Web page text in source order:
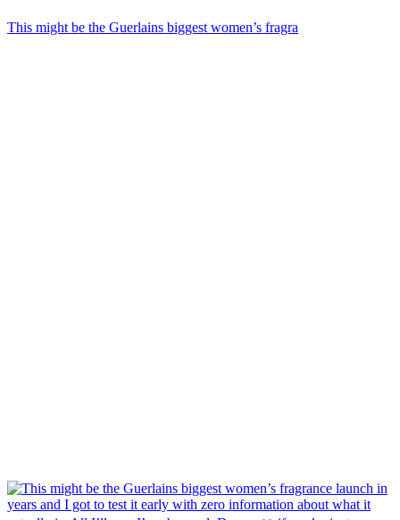
This might be the Guerlains biggest women’s fragra